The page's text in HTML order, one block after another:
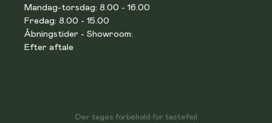
Mandag-torsdag: 8.00 - 16.00
Fredag: 8.00 - 15.00
Åbningstider - Showroom:
Efter aftale
Der tages forbehold for tastefejl